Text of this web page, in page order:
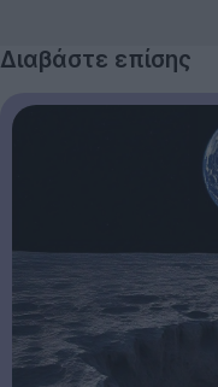
Διαβάστε επίσης